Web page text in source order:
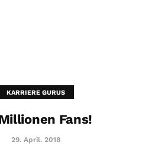
KARRIERE GURUS
Fans!
29. April. 2018